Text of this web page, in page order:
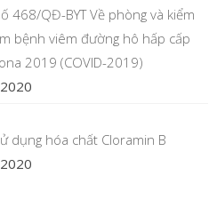
468/QĐ-BYT Về phòng và kiểm
bệnh viêm đường hô hấp cấp
2019 (COVID-2019)
dụng hóa chất Cloramin B